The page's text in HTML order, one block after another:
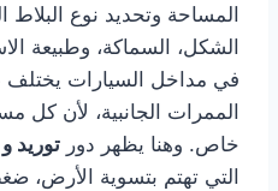
المساحة وتحديد نوع
الشكل، السماكة، وطبيعة
في مداخل السيارات يختلف
الممرات الجانبية، لأن كل
خاص. وهنا يظهر دور توريد
التي تهتم بتسوية الأرض،